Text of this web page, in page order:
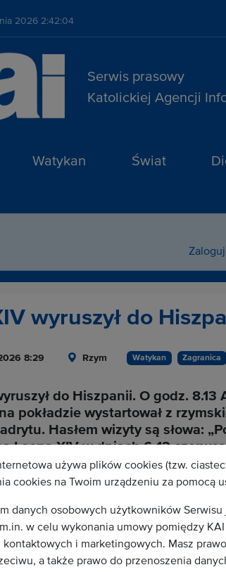
2026 2:42:04
Serwis prasowy
Katolickiej Agencji
Watykan Świat
wyruszył do
8:29 Rzym Watykan Zagranica
do Hiszpanii. O godz. 8.13
pokładzie wystartował z
Hasłem wizyty są słowa:
Leona XIV w dniach 6-12
Będzie to pierwsza od 15 lat
Cała treść depeszy dostępna jest
Warunki
używa plików cookies (tzw.
cookies na Twoim urządzeniu za pomocą
danych osobowych użytkowników
w celu wykonania umowy pomiędzy
i marketingowych. Masz
a także prawo do przenoszenia